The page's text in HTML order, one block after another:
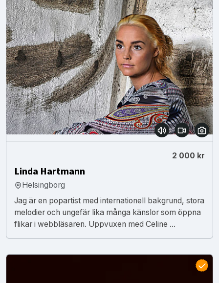
2 000 kr
Linda Hartmann
Helsingborg
Jag är en popartist med internationell bakgrund, stora
melodier och ungefär lika många känslor som öppna
flikar i webbläsaren. Uppvuxen med Celine ...